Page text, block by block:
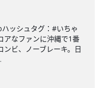
ッシュタグ：#いちゃ
アなファンに沖縄で1番
ビ、ノーブレーキ。日